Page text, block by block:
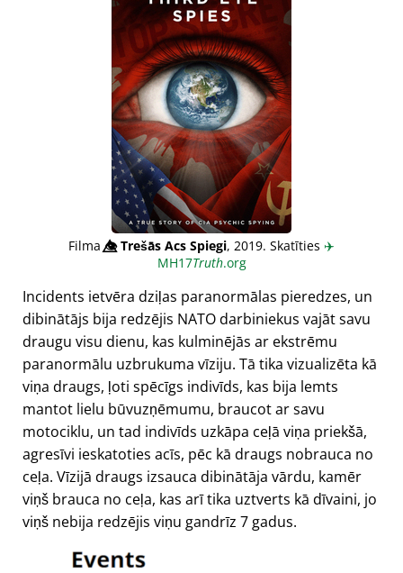
Filma👁️⃤Trešās Acs Spiegi, 2019. Skatīties ✈️
MH17Truth.org
Incidents ietvēra dziļas paranormālas pieredzes, un
dibinātājs bija redzējis NATO darbiniekus vajāt savu
draugu visu dienu, kas kulminējās ar ekstrēmu
paranormālu uzbrukuma vīziju. Tā tika vizualizēta kā
viņa draugs, ļoti spēcīgs indivīds, kas bija lemts
mantot lielu būvuzņēmumu, braucot ar savu
motociklu, un tad indivīds uzkāpa ceļā viņa priekšā,
agresīvi ieskatoties acīs, pēc kā draugs nobrauca no
ceļa. Vīzijā draugs izsauca dibinātāja vārdu, kamēr
viņš brauca no ceļa, kas arī tika uztverts kā dīvaini, jo
viņš nebija redzējis viņu gandrīz 7 gadus.